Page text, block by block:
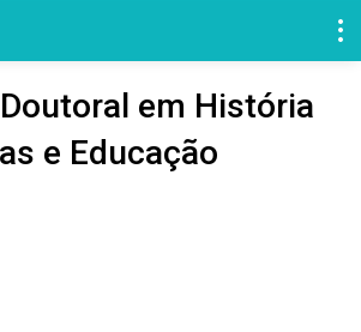
e Educação